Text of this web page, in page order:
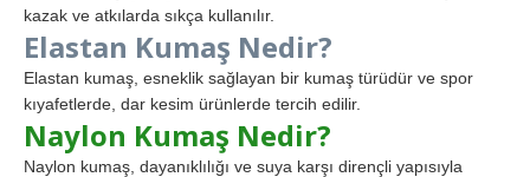
kazak ve atkılarda sıkça kullanılır.
Elastan Kumaş Nedir?
Elastan kumaş, esneklik sağlayan bir kumaş türüdür ve spor
kıyafetlerde, dar kesim ürünlerde tercih edilir.
Naylon Kumaş Nedir?
Naylon kumaş, dayanıklılığı ve suya karşı dirençli yapısıyla